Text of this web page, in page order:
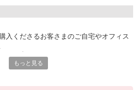
ています。
のが、この仕事の魅力なんですよね。
ージ〜
してくれるので安心して始められます。
ローし合えて、心強いですよ！
入くださるお客さまのご自宅やオフィス
れあう楽しさ、健康的な生活にお役立ち
もっと見る